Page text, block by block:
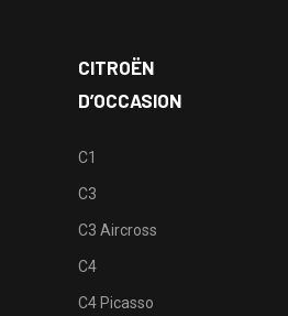
CITROËN
D’OCCASION
C1
C3
C3 Aircross
C4
C4 Picasso